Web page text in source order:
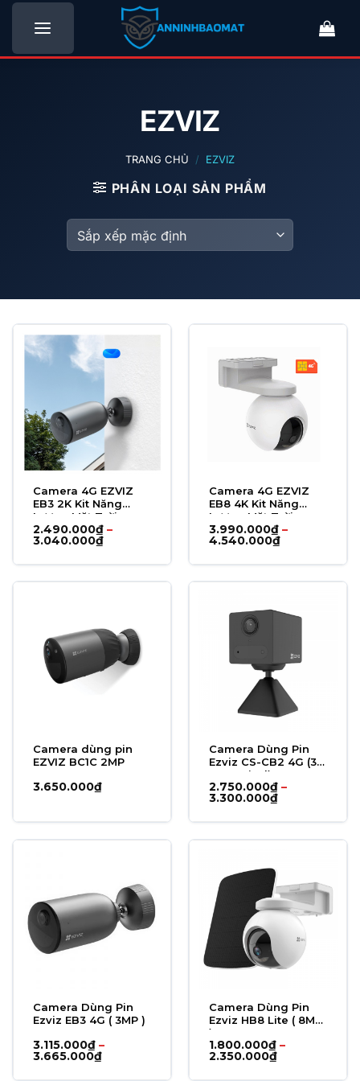
Bỏ
nội
EZVIZ
TRANG CHỦ / EZVIZ
PHÂN LOẠI SẢN PHẨM
Camera 4G EZVIZ
EB3 2K Kit Năng
Lượng Mặt Trời
2.490.000₫ –
3.040.000₫Khoảng
giá:
từ
đến
Camera 4G EZVIZ
EB8 4K Kit Năng
Lượng Mặt Trời
3.990.000₫ –
4.540.000₫Khoảng
giá:
từ
đến
Camera dùng pin
EZVIZ BC1C 2MP
3.650.000₫
Camera Dùng Pin
Ezviz CS-CB2 4G (3
Megapixel)
2.750.000₫ –
3.300.000₫Khoảng
từ
đến
Camera Dùng Pin
Ezviz EB3 4G ( 3MP )
3.115.000₫ –
3.665.000₫Khoảng
giá:
từ
Camera Dùng Pin
Ezviz HB8 Lite ( 8MP
)
1.800.000₫ –
2.350.000₫Khoảng
giá:
từ